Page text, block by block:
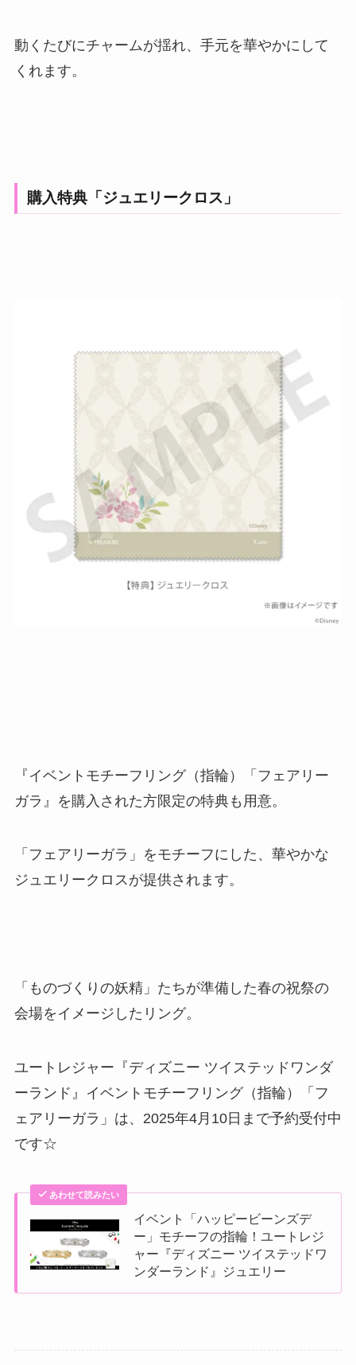
動くたびにチャームが揺れ、手元を華やかにして
くれます。
購入特典「ジュエリークロス」
『イベントモチーフリング（指輪）「フェアリー
ガラ』を購入された方限定の特典も用意。
「フェアリーガラ」をモチーフにした、華やかな
ジュエリークロスが提供されます。
「ものづくりの妖精」たちが準備した春の祝祭の
会場をイメージしたリング。
ユートレジャー『ディズニー ツイステッドワンダ
ーランド』イベントモチーフリング（指輪）「フ
ェアリーガラ」は、2025年4月10日まで予約受付中
です☆
あわせて読みたい
イベント「ハッピービーンズデ
ー」モチーフの指輪！ユートレジ
ャー『ディズニー ツイステッドワ
ンダーランド』ジュエリー